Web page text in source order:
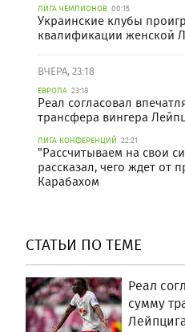
ЛИГА ЧЕМПИОНОВ 00:15
Украинские клубы
квалификации женской
ВЧЕРА, 23:18
ЕВРОПА 23:18
Реал согласовал
трансфера вингера
ЛИГА КОНФЕРЕНЦИЙ 22:21
"Рассчитываем на свои
рассказал, чего ждет от
Карабахом
СТАТЬИ ПО ТЕМЕ
Реал
сумму